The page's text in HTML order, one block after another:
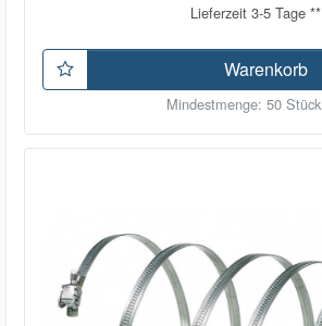
Lieferzeit 3-5 Tage **
Warenkorb
Mindestmenge: 50 Stück